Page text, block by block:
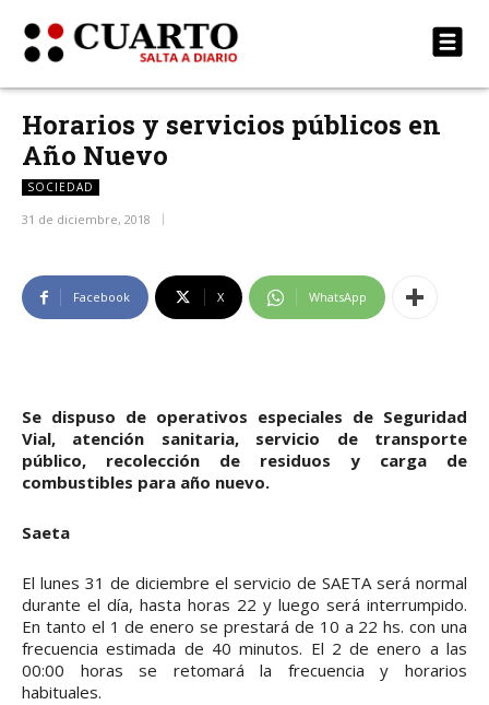
Horarios y servicios públicos en
Año Nuevo
SOCIEDAD
31 de diciembre, 2018
Facebook X WhatsApp
Se dispuso de operativos especiales de Seguridad
Vial, atención sanitaria, servicio de transporte
público, recolección de residuos y carga de
combustibles para año nuevo.
Saeta
El lunes 31 de diciembre el servicio de SAETA será normal
durante el día, hasta horas 22 y luego será interrumpido.
En tanto el 1 de enero se prestará de 10 a 22 hs. con una
frecuencia estimada de 40 minutos. El 2 de enero a las
00:00 horas se retomará la frecuencia y horarios
habituales.